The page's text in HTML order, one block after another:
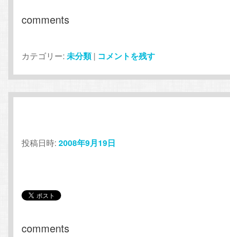
comments
カテゴリー: 未分類 | コメントを残す
投稿日時:2008年9月19日
comments